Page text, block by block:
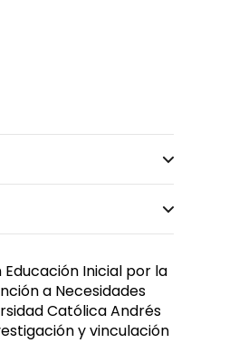
Inicial por la
a Necesidades
Católica Andrés
y vinculación